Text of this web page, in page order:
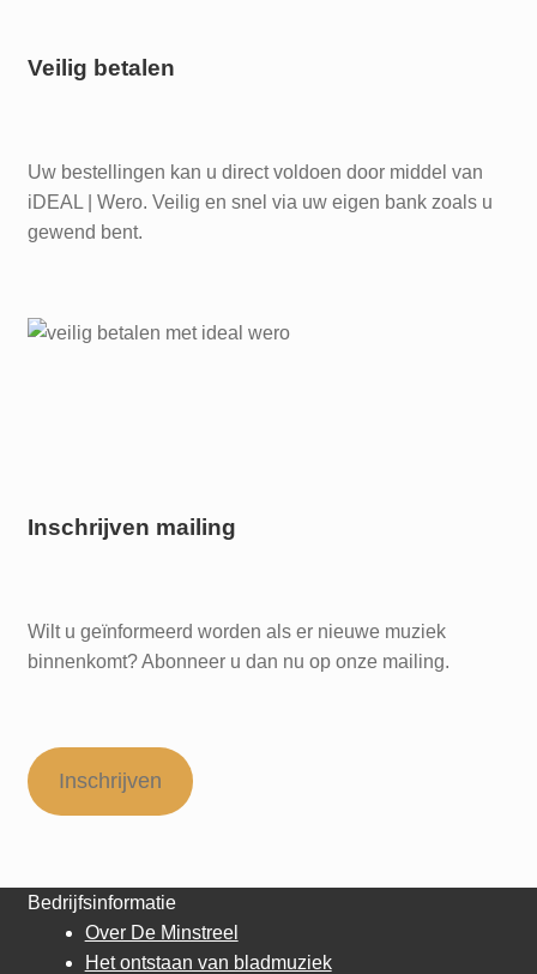
Veilig betalen
Uw bestellingen kan u direct voldoen door middel van
iDEAL | Wero. Veilig en snel via uw eigen bank zoals u
gewend bent.
Inschrijven mailing
Wilt u geïnformeerd worden als er nieuwe muziek
binnenkomt? Abonneer u dan nu op onze mailing.
Inschrijven
Bedrijfsinformatie
Over De Minstreel
Het ontstaan van bladmuziek